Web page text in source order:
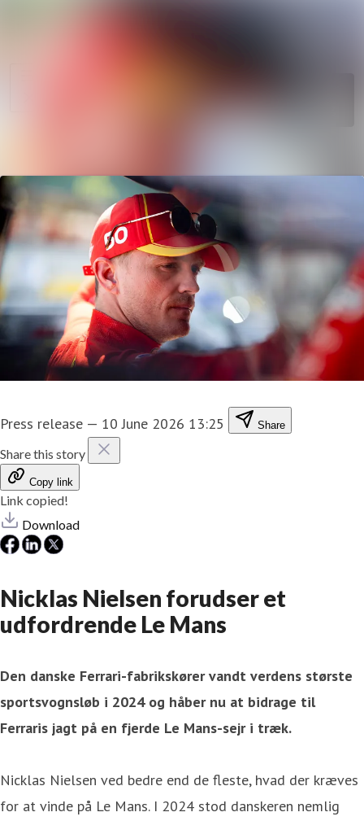
Media
library
Press release — 10 June 2026 13:25 Share
Share this story
Copy link
Link copied!
Download
Nicklas Nielsen forudser et
udfordrende Le Mans
Den danske Ferrari-fabrikskører vandt verdens største
sportsvognsløb i 2024 og håber nu at bidrage til
Ferraris jagt på en fjerde Le Mans-sejr i træk.
Nicklas Nielsen ved bedre end de fleste, hvad der kræves
for at vinde på Le Mans. I 2024 stod danskeren nemlig